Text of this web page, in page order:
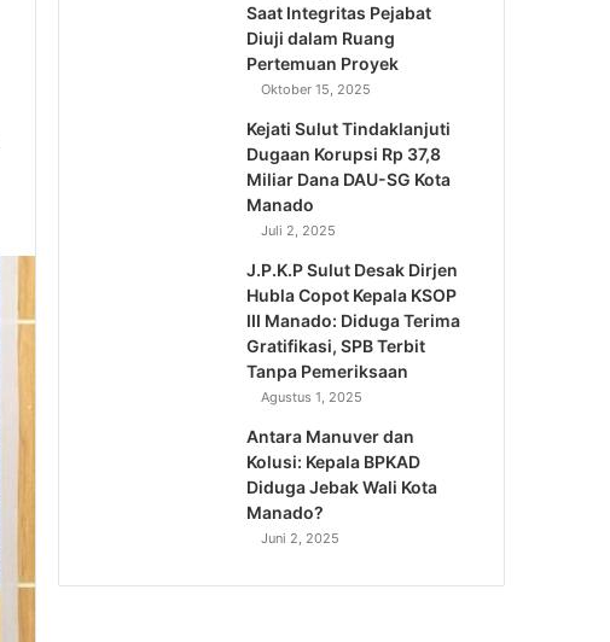
Saat Integritas Pejabat
Diuji dalam Ruang
Pertemuan Proyek
Oktober 15, 2025
Kejati Sulut Tindaklanjuti
Dugaan Korupsi Rp 37,8
Miliar Dana DAU-SG Kota
Manado
Juli 2, 2025
J.P.K.P Sulut Desak Dirjen
Hubla Copot Kepala KSOP
III Manado: Diduga Terima
Gratifikasi, SPB Terbit
Tanpa Pemeriksaan
Agustus 1, 2025
Antara Manuver dan
Kolusi: Kepala BPKAD
Diduga Jebak Wali Kota
Manado?
Juni 2, 2025